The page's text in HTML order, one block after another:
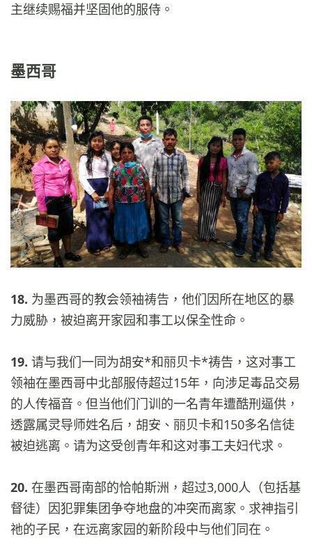
主继续赐福并坚固他的服侍。
墨西哥
18. 为墨西哥的教会领袖祷告，他们因所在地区的暴
力威胁，被迫离开家园和事工以保全性命。
19. 请与我们一同为胡安*和丽贝卡*祷告，这对事工
领袖在墨西哥中北部服侍超过15年，向涉足毒品交易
的人传福音。但当他们门训的一名青年遭酷刑逼供，
透露属灵导师姓名后，胡安、丽贝卡和150多名信徒
被迫逃离。请为这受创青年和这对事工夫妇代求。
20. 在墨西哥南部的恰帕斯洲，超过3,000人（包括基
督徒）因犯罪集团争夺地盘的冲突而离家。求神指引
祂的子民，在远离家园的新阶段中与他们同在。